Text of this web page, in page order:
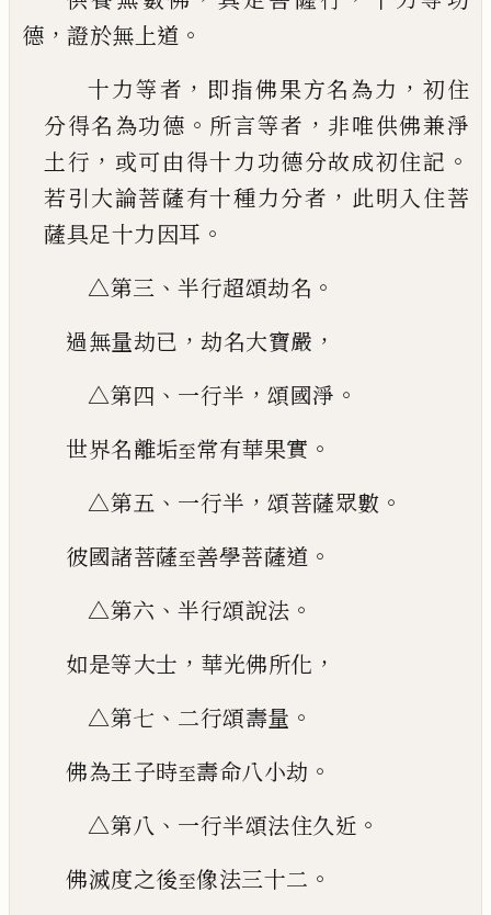
德 ， 證於無上道 。
十力等者 ， 即指佛果方名為力 ， 初住
分得名為功德 。 所言等者 ， 非唯供佛兼淨
土行 ， 或可由得十力功德分故成初住記 。
若引大論菩薩有十種力分者 ， 此明入住菩
薩具足十力因耳 。
△第三 、 半行超頌劫名 。
過無量劫已 ， 劫名大寶嚴 ，
△第四 、 一行半 ， 頌國淨 。
世界名離垢至常有華果實 。
△第五 、 一行半 ， 頌菩薩眾數 。
彼國諸菩薩至善學菩薩道 。
△第六 、 半行頌說法 。
如是等大士 ， 華光佛所化 ，
△第七 、 二行頌壽量 。
佛為王子時至壽命八小劫 。
△第八 、 一行半頌法住久近 。
佛滅度之後至像法三十二 。